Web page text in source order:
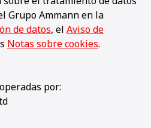
Grupo Ammann en la
de datos, el Aviso de
Notas sobre cookies.
por: